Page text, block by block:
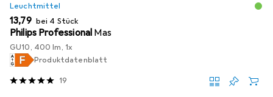
Leuchtmittel
EUR
13,79 bei 4 Stück
Philips Professional Mas
GU10, 400 lm, 1x
Produktdatenblatt
19